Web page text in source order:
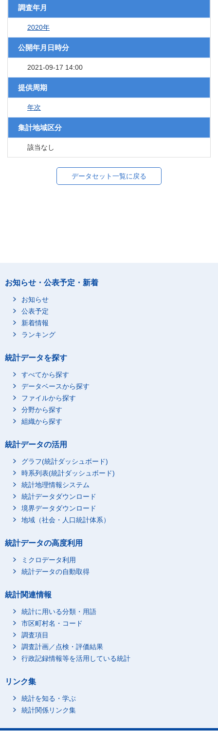
調査年月
2020年
公開年月日時分
2021-09-17 14:00
提供周期
年次
集計地域区分
該当なし
データセット一覧に戻る
お知らせ・公表予定・新着
お知らせ
公表予定
新着情報
ランキング
統計データを探す
すべてから探す
データベースから探す
ファイルから探す
分野から探す
組織から探す
統計データの活用
グラフ(統計ダッシュボード)
時系列表(統計ダッシュボード)
統計地理情報システム
統計データダウンロード
境界データダウンロード
地域（社会・人口統計体系）
統計データの高度利用
ミクロデータ利用
統計データの自動取得
統計関連情報
統計に用いる分類・用語
市区町村名・コード
調査項目
調査計画／点検・評価結果
行政記録情報等を活用している統計
リンク集
統計を知る・学ぶ
統計関係リンク集